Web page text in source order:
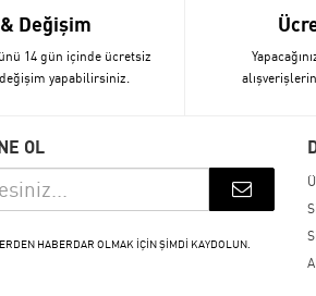
Değişim
14 gün içinde ücretsiz
yapabilirsiniz.
OL
HABERDAR OLMAK İÇİN ŞİMDİ KAYDOLUN.